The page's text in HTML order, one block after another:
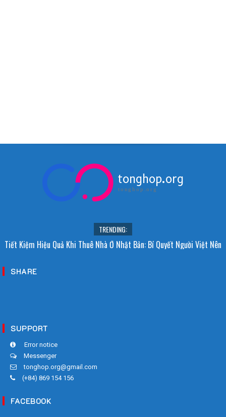
tonghop.org
tonghop.org
TRENDING:
Tiết Kiệm Hiệu Quả Khi Thuê Nhà Ở Nhật Bản: Bí Quyết Người Việt Nên
SHARE
SUPPORT
Error notice
Messenger
tonghop.org@gmail.com
(+84) 869 154 156
FACEBOOK